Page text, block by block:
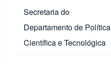
Secretaria do
Departamento de Política
Científica e Tecnológica